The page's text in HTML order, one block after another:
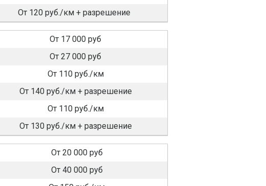
От 120 руб./км + разрешение
От 17 000 руб
От 27 000 руб
От 110 руб./км
От 140 руб./км + разрешение
От 110 руб./км
От 130 руб./км + разрешение
От 20 000 руб
От 40 000 руб